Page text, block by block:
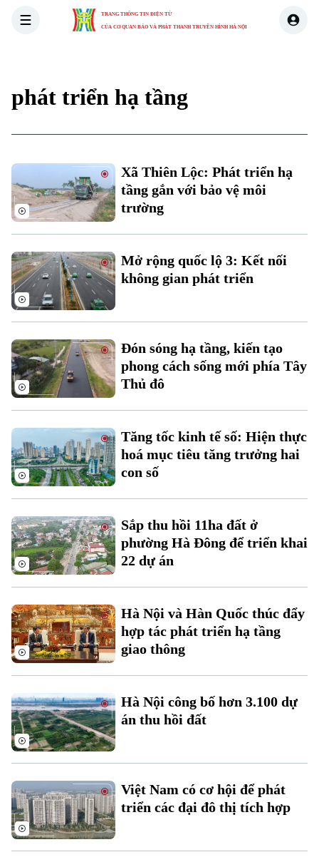
TRANG THÔNG TIN ĐIỆN TỬ
CỦA CƠ QUAN BÁO VÀ PHÁT THANH TRUYỀN HÌNH HÀ NỘI
Xu hướng
Chuyên mục
Thời sự
Hà Nội
Chính trị
An ninh trật tự
Công nghệ
Hà Nội
Nhịp sống Hà Nội
Khoảnh khắc Hà Nội
Ẩm thực
Thế giới
Quân sự
Hồ sơ
Kinh tế
Tin tức
Nhà đất
phát triển hạ tầng
Xã Thiên Lộc: Phát triển hạ
tầng gắn với bảo vệ môi
trường
Mở rộng quốc lộ 3: Kết nối
không gian phát triển
Đón sóng hạ tầng, kiến tạo
phong cách sống mới phía Tây
Thủ đô
Tăng tốc kinh tế số: Hiện thực
hoá mục tiêu tăng trưởng hai
con số
Sắp thu hồi 11ha đất ở
phường Hà Đông để triển khai
22 dự án
Hà Nội và Hàn Quốc thúc đẩy
hợp tác phát triển hạ tầng
giao thông
Hà Nội công bố hơn 3.100 dự
án thu hồi đất
Việt Nam có cơ hội để phát
triển các đại đô thị tích hợp